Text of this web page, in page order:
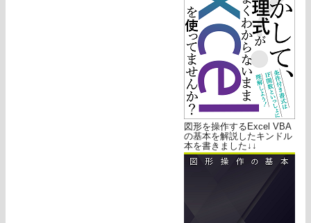
図形を操作するExcel VBA
の基本を解説したキンドル
本を書きました↓↓